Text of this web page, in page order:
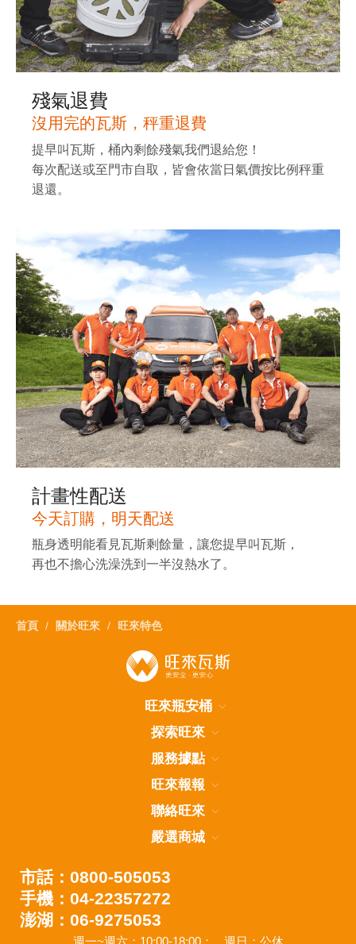
殘氣退費
沒用完的瓦斯，秤重退費
提早叫瓦斯，桶內剩餘殘氣我們退給您！
每次配送或至門市自取，皆會依當日氣價按比例秤重
退還。
計畫性配送
今天訂購，明天配送
瓶身透明能看見瓦斯剩餘量，讓您提早叫瓦斯，
再也不擔心洗澡洗到一半沒熱水了。
首頁 關於旺來 旺來特色
旺來瓶安桶
探索旺來
服務據點
旺來報報
聯絡旺來
嚴選商城
市話：0800-505053
手機：04-22357272
澎湖：06-9275053
週一~週六：10:00-18:00； 週日：公休